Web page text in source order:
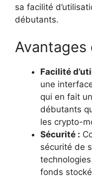
sa facilité
débutants.
Avantages
Facilité
une
qui en fait
débutants
les crypto-
Sécurité :
sécurité de
fonds